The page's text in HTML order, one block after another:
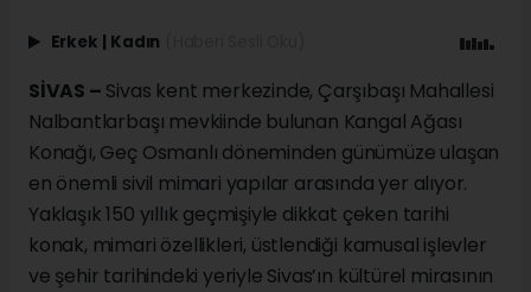
Erkek | Kadın
SİVAS – Sivas kent merkezinde, Çarşıbaşı Mahallesi
Nalbantlarbaşı mevkiinde bulunan Kangal Ağası
Konağı, Geç Osmanlı döneminden günümüze ulaşan
en önemli sivil mimari yapılar arasında yer alıyor.
Yaklaşık 150 yıllık geçmişiyle dikkat çeken tarihi
konak, mimari özellikleri, üstlendiği kamusal işlevler
ve şehir tarihindeki yeriyle Sivas’ın kültürel mirasının